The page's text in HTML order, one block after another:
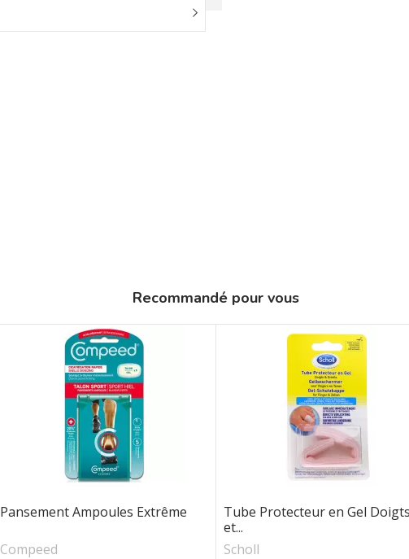
Recommandé pour vous
Pansement Ampoules Extrême
Compeed
Tube Protecteur en Gel Doigts
et...
Scholl